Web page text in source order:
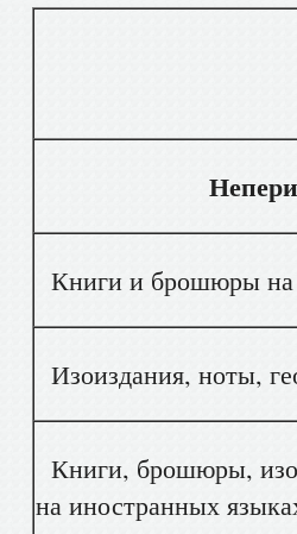
Книги и брошюры на
Изоиздания, ноты,
Книги, брошюры,
на иностранных